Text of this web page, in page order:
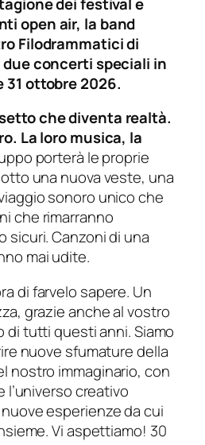
open air, la band
Filodrammatici di
due concerti speciali in
31 ottobre 2026.
che diventa realtà.
La loro musica, la
porterà le proprie
una nuova veste, una
sonoro unico che
che rimarranno
sicuri. Canzoni di una
mai udite.
di farvelo sapere. Un
grazie anche al vostro
di tutti questi anni. Siamo
nuove sfumature della
nostro immaginario, con
l’universo creativo
esperienze da cui
Vi aspettiamo! 30